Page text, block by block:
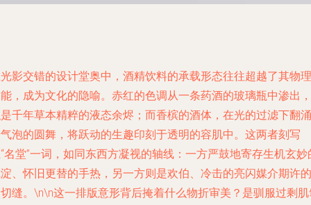
影交错的设计堂奥中，酒精饮料的承载形态往往超越了其物理
，成为文化的隐喻。赤红的色调从一条药酒的玻璃瓶中渗出，
千年草本精粹的液态余烬；而香槟的酒体，在光的过滤下翻涌
泡的圆舞，将跃动的生趣印刻于透明的容肌中。这两者刻写
名堂”一词，如同东西方凝视的轴线：一方严鼓地寄存生机玄妙
、怀旧更替的手热，另一方则是欢伯、冷击的亮闪媒介期许的
缝。\n\n这一排版意形背后掩着什么物折审美？是驯服过剩